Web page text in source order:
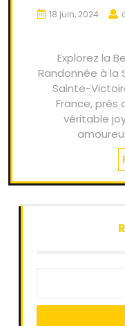
18 juin, 2024
Explorez la
Randonnée à la
Sainte-
France, près
véritable